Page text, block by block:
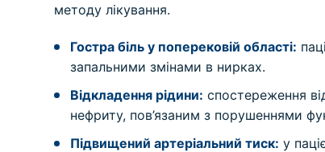
методу лікування.
Гостра біль у поперековій області:
запальними змінами в нирках.
Відкладення рідини: спостереження
нефриту, пов’язаним з порушеннями
Підвищений артеріальний тиск: у